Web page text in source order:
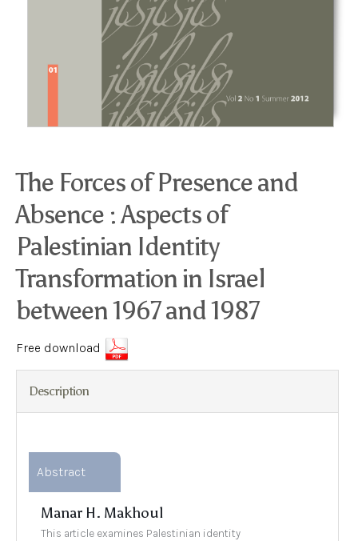
The Forces of Presence and
Absence : Aspects of
Palestinian Identity
Transformation in Israel
between 1967 and 1987
Free download
Description
Abstract
Manar H. Makhoul
This article examines Palestinian identity